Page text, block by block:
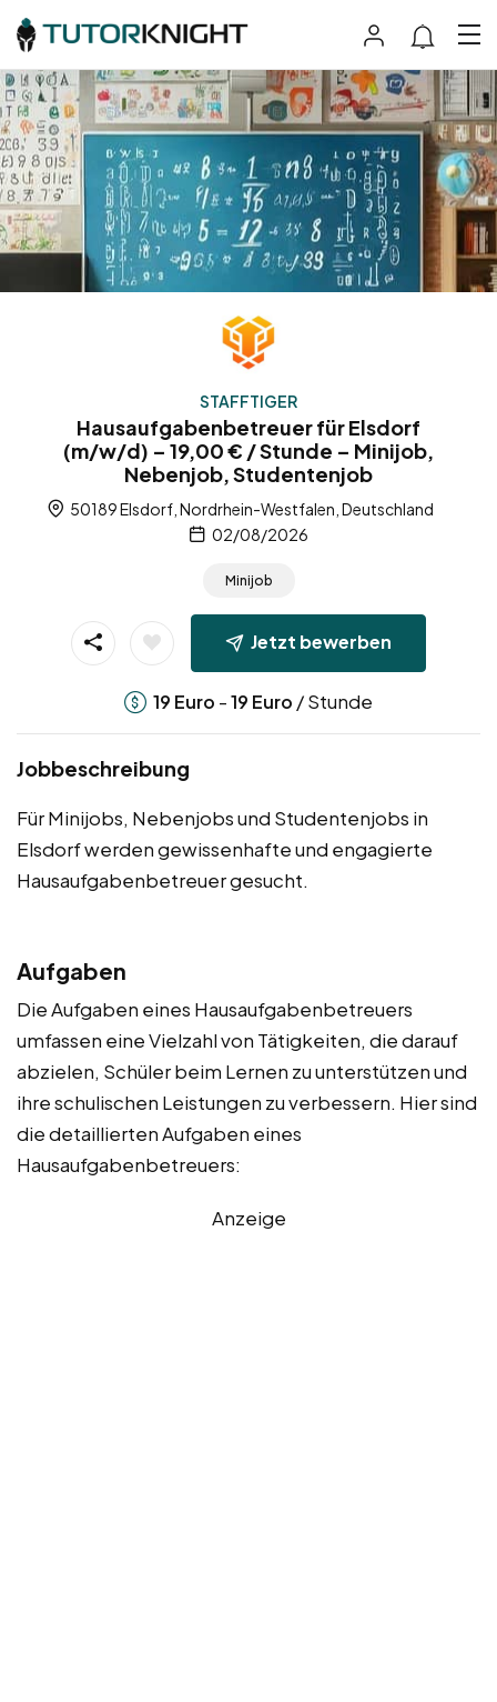
STAFFTIGER
Hausaufgabenbetreuer für Elsdorf
(m/w/d) – 19,00 € / Stunde – Minijob,
Nebenjob, Studentenjob
50189 Elsdorf, Nordrhein-Westfalen, Deutschland
02/08/2026
Minijob
Jetzt bewerben
19 Euro -19 Euro / Stunde
Jobbeschreibung
Für Minijobs, Nebenjobs und Studentenjobs in
Elsdorf werden gewissenhafte und engagierte
Hausaufgabenbetreuer gesucht.
Aufgaben
Die Aufgaben eines Hausaufgabenbetreuers
umfassen eine Vielzahl von Tätigkeiten, die darauf
abzielen, Schüler beim Lernen zu unterstützen und
ihre schulischen Leistungen zu verbessern. Hier sind
die detaillierten Aufgaben eines
Hausaufgabenbetreuers:
Anzeige